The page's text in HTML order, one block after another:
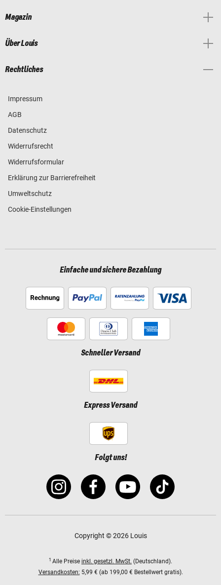
Magazin
Über Louis
Rechtliches
Impressum
AGB
Datenschutz
Widerrufsrecht
Widerrufsformular
Erklärung zur Barrierefreiheit
Umweltschutz
Cookie-Einstellungen
Einfache und sichere Bezahlung
Schneller Versand
Express Versand
Folgt uns!
Copyright © 2026 Louis
1 Alle Preise inkl. gesetzl. MwSt. (Deutschland).
Versandkosten: 5,99 € (ab 199,00 € Bestellwert gratis).